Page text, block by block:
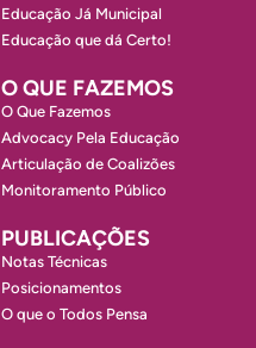
Educação Já Municipal
Educação que dá Certo!
O QUE FAZEMOS
O Que Fazemos
Advocacy Pela Educação
Articulação de Coalizões
Monitoramento Público
PUBLICAÇÕES
Notas Técnicas
Posicionamentos
O que o Todos Pensa